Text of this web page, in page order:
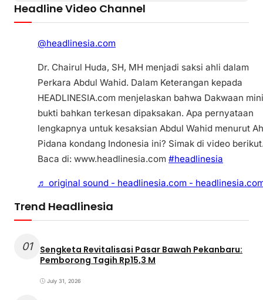
Headline Video Channel
@headlinesia.com
Dr. Chairul Huda, SH, MH menjadi saksi ahli dalam
Perkara Abdul Wahid. Dalam Keterangan kepada
HEADLINESIA.com menjelaskan bahwa Dakwaan
bukti bahkan terkesan dipaksakan. Apa pernyataan
lengkapnya untuk kesaksian Abdul Wahid menurut
Pidana kondang Indonesia ini? Simak di video
Baca di: www.headlinesia.com #headlinesia
♬ original sound - headlinesia.com -
Trend Headlinesia
01
Sengketa Revitalisasi Pasar Bawah Pekanbaru:
Pemborong Tagih Rp15,3 M
July 31, 2026